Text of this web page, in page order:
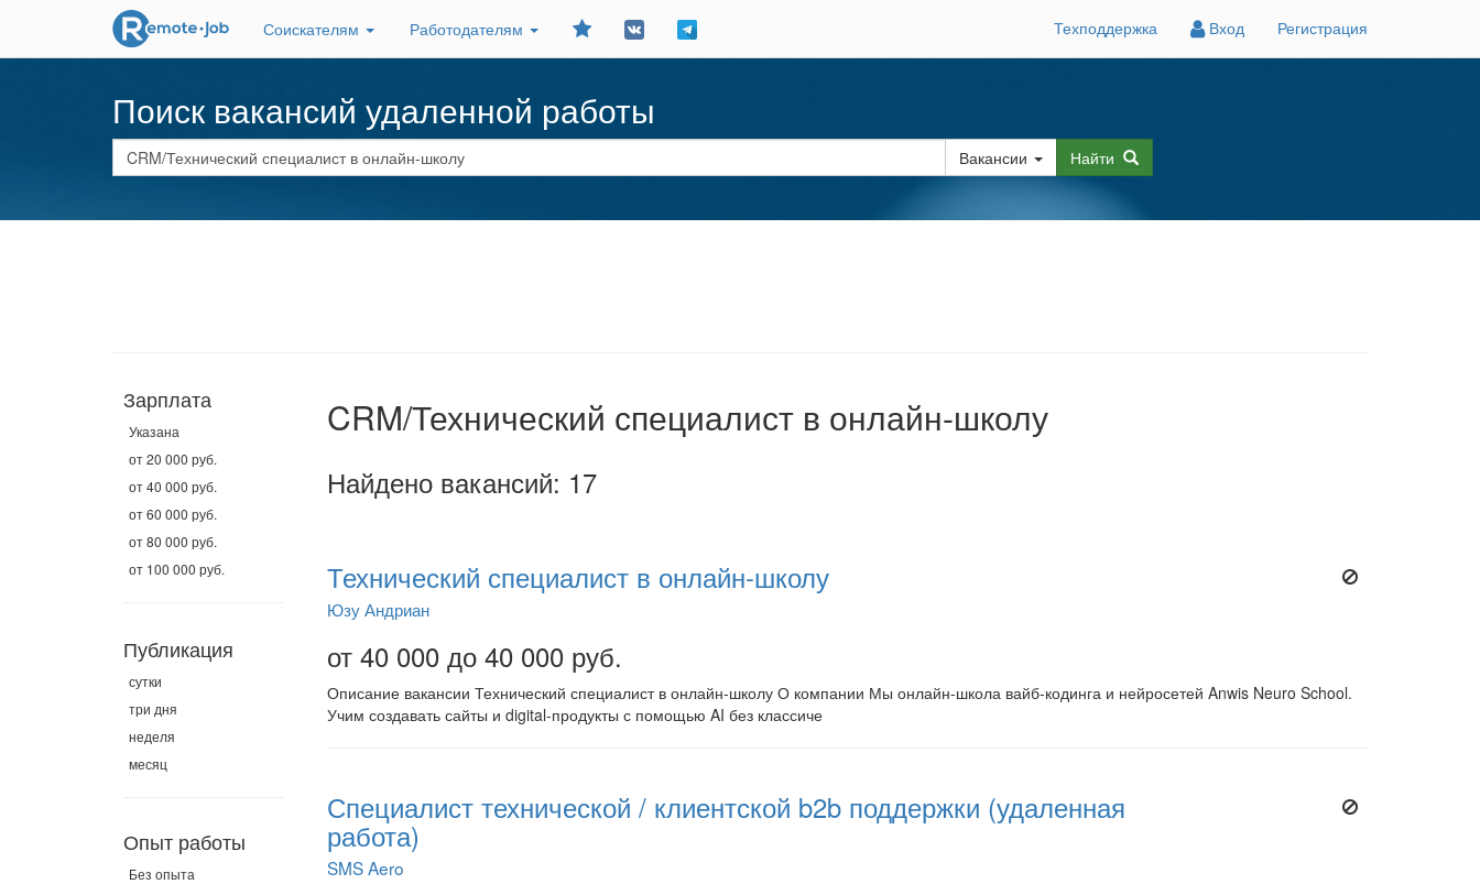
Соискателям Работодателям
Добавить
Техподдержка Вход Регистрация
Поиск вакансий удаленной работы
Вакансии Найти
Зарплата
Указана
от 20 000 руб.
от 40 000 руб.
от 60 000 руб.
от 80 000 руб.
от 100 000 руб.
Публикация
сутки
три дня
неделя
месяц
Опыт работы
Без опыта
CRM/Технический специалист в онлайн-школу
Найдено вакансий: 17
Технический специалист в онлайн-школу
Юзу Андриан
от 40 000 до 40 000 руб.
Описание вакансии Технический специалист в онлайн-школу О компании Мы онлайн-школа вайб-кодинга и нейросетей Anwis Neuro School.
Учим создавать сайты и digital-продукты с помощью AI без классиче
Специалист технической / клиентской b2b поддержки (удаленная
работа)
SMS Aero